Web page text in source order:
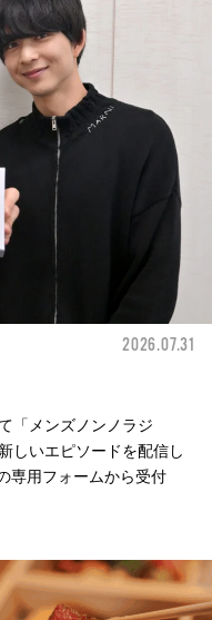
2026.07.31
「メンズノンノラジ
しいエピソードを配信し
専用フォームから受付